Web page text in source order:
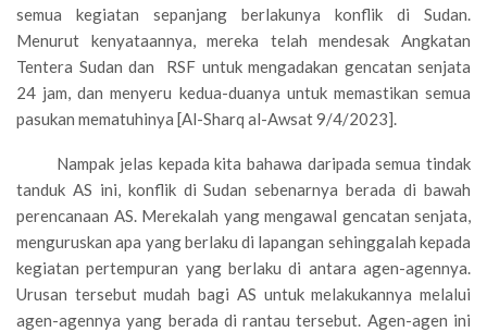
semua kegiatan sepanjang berlakunya konflik di Sudan.
Menurut kenyataannya, mereka telah mendesak Angkatan
Tentera Sudan dan RSF untuk mengadakan gencatan senjata
24 jam, dan menyeru kedua-duanya untuk memastikan semua
pasukan mematuhinya [Al-Sharq al-Awsat 9/4/2023].
Nampak jelas kepada kita bahawa daripada semua tindak
tanduk AS ini, konflik di Sudan sebenarnya berada di bawah
perencanaan AS. Merekalah yang mengawal gencatan senjata,
menguruskan apa yang berlaku di lapangan sehinggalah kepada
kegiatan pertempuran yang berlaku di antara agen-agennya.
Urusan tersebut mudah bagi AS untuk melakukannya melalui
agen-agennya yang berada di rantau tersebut. Agen-agen ini